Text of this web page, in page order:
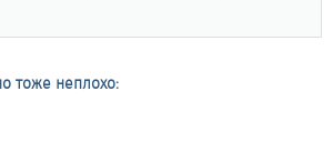
тоже неплохо: